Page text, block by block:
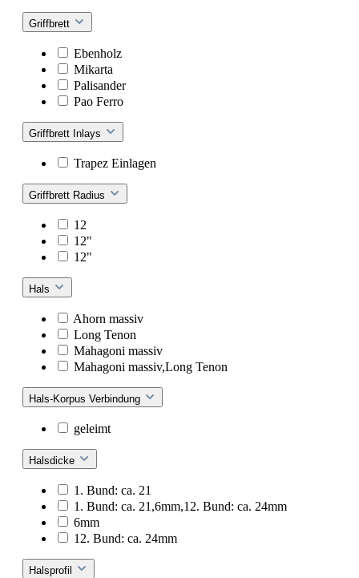
Griffbrett
Ebenholz
Mikarta
Palisander
Pao Ferro
Griffbrett Inlays
Trapez Einlagen
Griffbrett Radius
12
12"
12"
Hals
Ahorn massiv
Long Tenon
Mahagoni massiv
Mahagoni massiv,Long Tenon
Hals-Korpus Verbindung
geleimt
Halsdicke
1. Bund: ca. 21
1. Bund: ca. 21,6mm,12. Bund: ca. 24mm
6mm
12. Bund: ca. 24mm
Halsprofil